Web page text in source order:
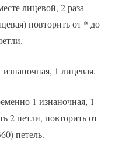
лицевой, 2 раза
повторить от * до
1 лицевая.
1 изнаночная, 1
2 петли, повторить от
петель.